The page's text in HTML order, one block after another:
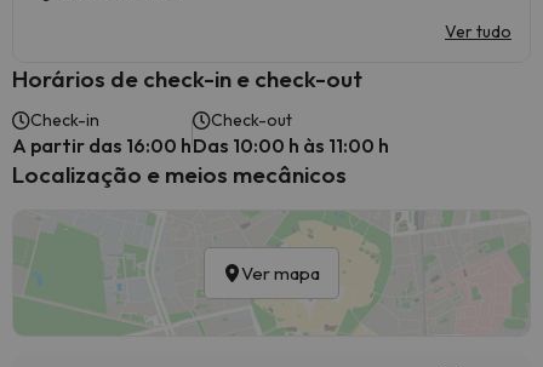
Ver tudo
Horários de check-in e check-out
Check-in
A partir das 16:00 h
Check-out
Das 10:00 h às 11:00 h
Localização e meios mecânicos
Ver mapa